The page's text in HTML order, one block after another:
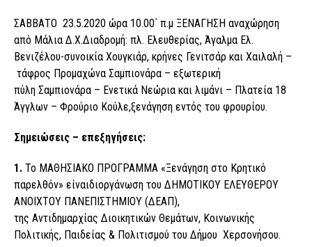
ΣΑΒΒΑΤΟ 23.5.2020 ώρα 10.00΄ π.μ ΞΕΝΑΓΗΣΗ αναχώρηση
από Μάλια Δ.Χ.Διαδρομή: πλ. Ελευθερίας, Άγαλμα Ελ.
Βενιζέλου-συνοικία Χουγκιάρ, κρήνες Γενιτσάρ και Χαιλαλή –
τάφρος Προμαχώνα Σαμπιονάρα – εξωτερική
πύλη Σαμπιονάρα – Ενετικά Νεώρια και λιμάνι – Πλατεία 18
Άγγλων – Φρούριο Κούλε,ξενάγηση εντός του φρουρίου.
Σημειώσεις – επεξηγήσεις:
1. Το ΜΑΘΗΣΙΑΚΟ ΠΡΟΓΡΑΜΜΑ «Ξενάγηση στο Κρητικό
παρελθόν» είναιδιοργάνωση του ΔΗΜΟΤΙΚΟΥ ΕΛΕΥΘΕΡΟΥ
ΑΝΟΙΧΤΟΥ ΠΑΝΕΠΙΣΤΗΜΙΟΥ (ΔΕΑΠ),
της Αντιδημαρχίας Διοικητικών Θεμάτων, Κοινωνικής
Πολιτικής, Παιδείας & Πολιτισμού του Δήμου Χερσονήσου.